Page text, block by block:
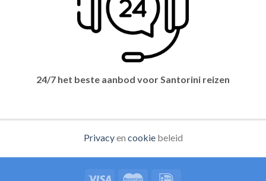
24/7 het beste aanbod voor Santorini reizen
Privacyen cookiebeleid